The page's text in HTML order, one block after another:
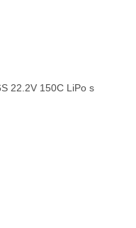
22.2V 150C LiPo s